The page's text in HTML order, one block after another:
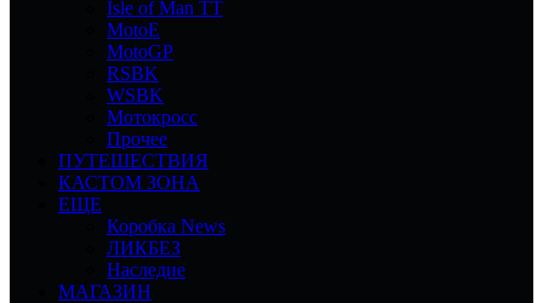
Isle of Man TT
MotoE
MotoGP
RSBK
WSBK
Мотокросс
Прочее
ПУТЕШЕСТВИЯ
КАСТОМ ЗОНА
ЕЩЕ
Коробка News
ЛИКБЕЗ
Наследие
МАГАЗИН